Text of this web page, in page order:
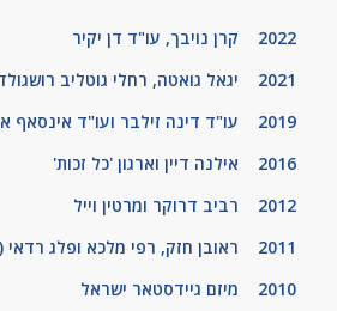
2022 קרן נויבך, עו"ד דן יקיר
2021 יגאל גואטה, רחלי גוטליב רושגולד
2019 עו"ד דינה זילבר ועו"ד אינסאף אבו שארב
2016 אילנה דיין וארגון 'כל זכות
'
2012 רביב דרוקר ומרטין וייל
2011 ראובן חזק, רפי מלכא ופלג רדאי (קו 300)
2010 מיזם גיידסטאר ישראל